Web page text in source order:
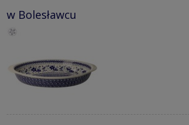
w Bolesławcu